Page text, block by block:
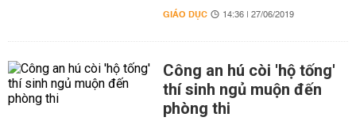
GIÁO DỤC 14:36 | 27/06/2019
Công an hú còi 'hộ tống'
thí sinh ngủ muộn đến
phòng thi